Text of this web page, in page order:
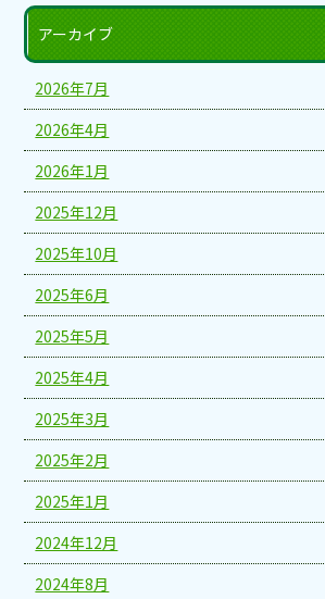
アーカイブ
2026年7月
2026年4月
2026年1月
2025年12月
2025年10月
2025年6月
2025年5月
2025年4月
2025年3月
2025年2月
2025年1月
2024年12月
2024年8月